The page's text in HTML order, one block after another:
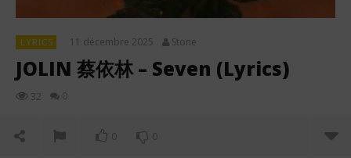
LYRICS 11 décembre 2025 Stone
JOLIN 蔡依林 – Seven (Lyrics)
32 0
0 0